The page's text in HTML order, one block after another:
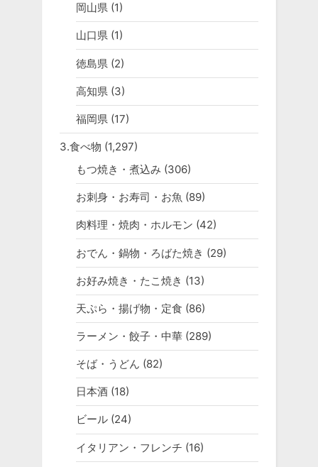
岡山県(1)
山口県(1)
徳島県 (2)
高知県 (3)
福岡県(17)
3.食べ物 (1,297)
もつ焼き・煮込み (306)
お刺身・お寿司・お魚 (89)
肉料理・焼肉・ホルモン (42)
おでん・鍋物・ろばた焼き (29)
お好み焼き・たこ焼き (13)
天ぷら・揚げ物・定食 (86)
ラーメン・餃子・中華(289)
そば・うどん (82)
日本酒(18)
ビール(24)
イタリアン・フレンチ (16)